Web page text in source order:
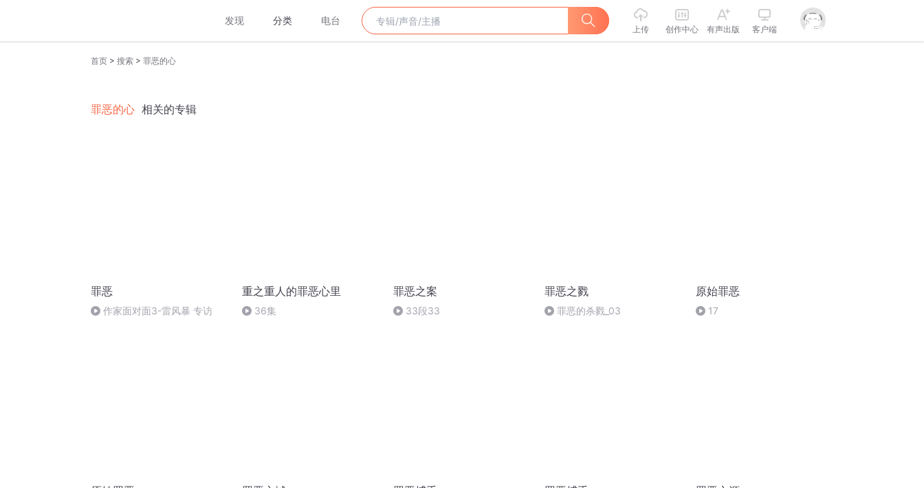
发现 分类 电台
上传 创作中心 有声出版 客户端
首页 > 搜索 > 罪恶的心
罪恶的心 相关的专辑
罪恶
作家面对面3-雷风暴 专访
重之重人的罪恶心里
36集
罪恶之案
33段33
罪恶之戮
罪恶的杀戮_03
原始罪恶
17